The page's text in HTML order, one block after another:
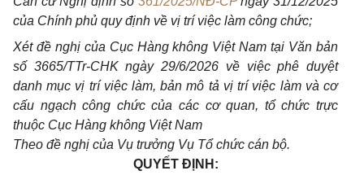
của Chính phủ quy định về vị trí việc làm công chức;
Xét đề nghị của Cục Hàng không Việt Nam tại Văn bản
số 3665/TTr-CHK ngày 29/6/2026 về việc phê duyệt
danh mục vị trí việc làm, bản mô tả vị trí việc làm và cơ
cấu ngạch công chức của các cơ quan, tổ chức trực
thuộc Cục Hàng không Việt Nam
Theo đề nghị của Vụ trưởng Vụ Tổ chức cán bộ.
QUYẾT ĐỊNH: